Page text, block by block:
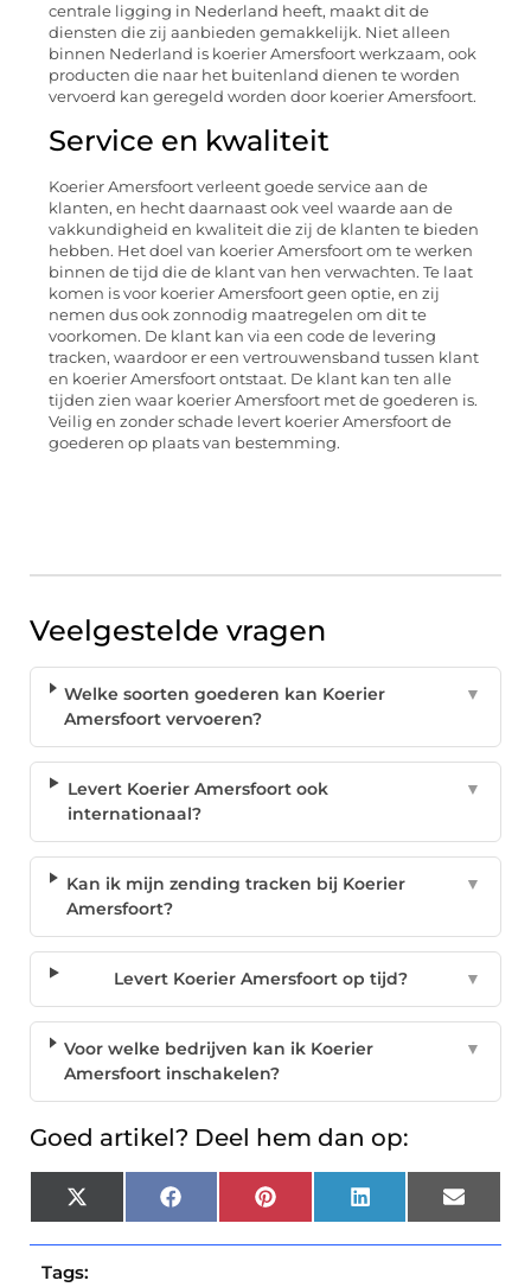
centrale ligging in Nederland heeft, maakt dit de
diensten die zij aanbieden gemakkelijk. Niet alleen
binnen Nederland is koerier Amersfoort werkzaam, ook
producten die naar het buitenland dienen te worden
vervoerd kan geregeld worden door koerier Amersfoort.
Service en kwaliteit
Koerier Amersfoort verleent goede service aan de
klanten, en hecht daarnaast ook veel waarde aan de
vakkundigheid en kwaliteit die zij de klanten te bieden
hebben. Het doel van koerier Amersfoort om te werken
binnen de tijd die de klant van hen verwachten. Te laat
komen is voor koerier Amersfoort geen optie, en zij
nemen dus ook zonnodig maatregelen om dit te
voorkomen. De klant kan via een code de levering
tracken, waardoor er een vertrouwensband tussen klant
en koerier Amersfoort ontstaat. De klant kan ten alle
tijden zien waar koerier Amersfoort met de goederen is.
Veilig en zonder schade levert koerier Amersfoort de
goederen op plaats van bestemming.
Veelgestelde vragen
Welke soorten goederen kan Koerier
Amersfoort vervoeren?
▼
Levert Koerier Amersfoort ook
internationaal?
▼
Kan ik mijn zending tracken bij Koerier
Amersfoort?
▼
Levert Koerier Amersfoort op tijd? ▼
Voor welke bedrijven kan ik Koerier
Amersfoort inschakelen?
▼
Goed artikel? Deel hem dan op:
X
(Twitter)
Facebook Pinterest LinkedIn Email
Tags: